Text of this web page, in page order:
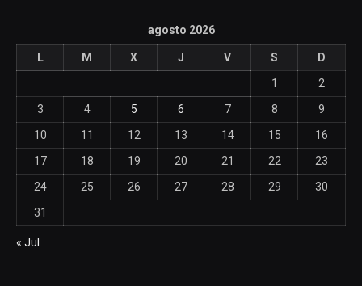
agosto 2026
L M X J V S
D
1
2
3
4 5 6 7 8
9
10
11 12 13 14 15
16
17
18 19 20 21 22
23
24
25 26 27 28 29
30
31
« Jul